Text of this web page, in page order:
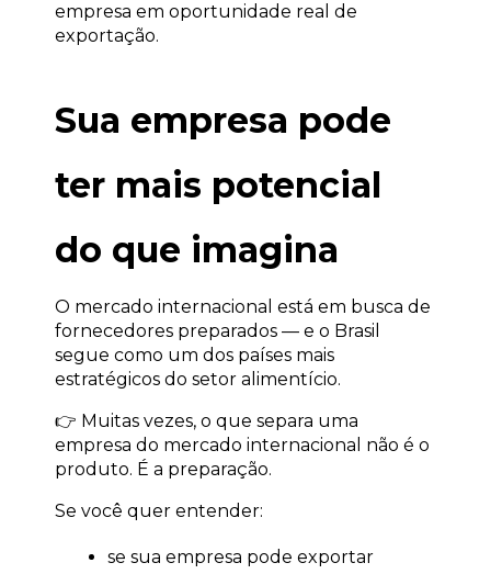
empresa em oportunidade real de
exportação.
Sua empresa pode
ter mais potencial
do que imagina
O mercado internacional está em busca de
fornecedores preparados — e o Brasil
segue como um dos países mais
estratégicos do setor alimentício.
👉 Muitas vezes, o que separa uma
empresa do mercado internacional não é o
produto. É a preparação.
Se você quer entender:
se sua empresa pode exportar